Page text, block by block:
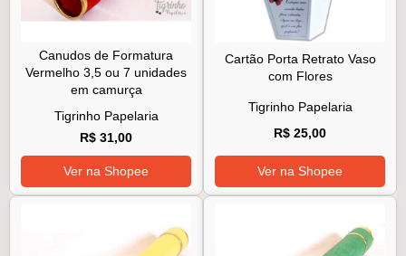
Canudos de Formatura
Vermelho 3,5 ou 7 unidades
em camurça
Tigrinho Papelaria
R$ 31,00
Ver na Shopee
Cartão Porta Retrato Vaso
com Flores
Tigrinho Papelaria
R$ 25,00
Ver na Shopee